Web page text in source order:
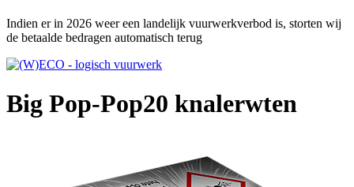
Indien er in 2026 weer een landelijk vuurwerkverbod is, storten wij
de betaalde bedragen automatisch terug
Big Pop-Pop20 knalerwten